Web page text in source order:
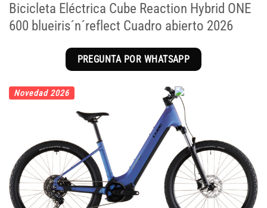
Bicicleta Eléctrica Cube Reaction Hybrid ONE
600 blueiris´n´reflect Cuadro abierto 2026
PREGUNTA POR WHATSAPP
Novedad 2026